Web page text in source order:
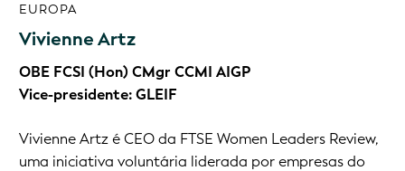
EUROPA
Vivienne Artz
OBE FCSI (Hon) CMgr CCMI AIGP
Vice-presidente: GLEIF
Vivienne Artz é CEO da FTSE Women Leaders Review,
uma iniciativa voluntária liderada por empresas do